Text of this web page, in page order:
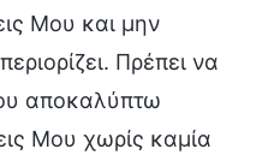
Μου και μην
Πρέπει να
αποκαλύπτω
Μου χωρίς καμία